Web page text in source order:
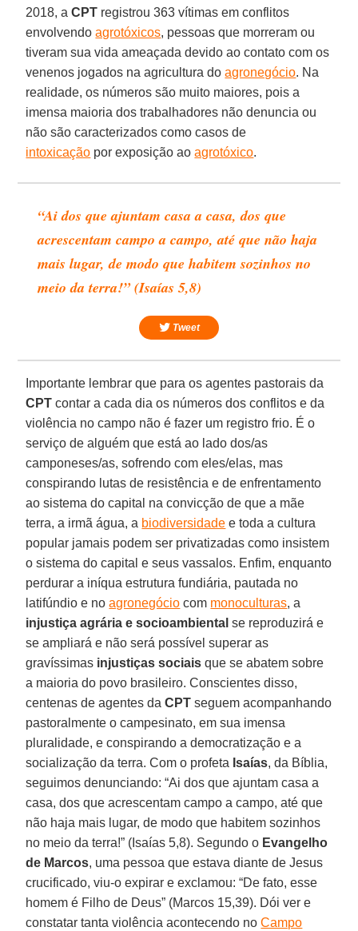
2018, aCPT registrou 363 vítimas em conflitos
envolvendoagrotóxicos, pessoas que morreram ou
tiveram sua vida ameaçada devido ao contato com os
venenos jogados na agricultura doagronegócio. Na
realidade, os números são muito maiores, pois a
imensa maioria dos trabalhadores não denuncia ou
não são caracterizados como casos de
intoxicação por exposição aoagrotóxico.
“Ai dos que ajuntam casa a casa, dos que
acrescentam campo a campo, até que não haja
mais lugar, de modo que habitem sozinhos no
meio da terra!” (Isaías 5,8)
Tweet
Importante lembrar que para os agentes pastorais da
CPT contar a cada dia os números dos conflitos e da
violência no campo não é fazer um registro frio. É o
serviço de alguém que está ao lado dos/as
camponeses/as, sofrendo com eles/elas, mas
conspirando lutas de resistência e de enfrentamento
ao sistema do capital na convicção de que a mãe
terra, a irmã água, a biodiversidade e toda a cultura
popular jamais podem ser privatizadas como insistem
o sistema do capital e seus vassalos. Enfim, enquanto
perdurar a iníqua estrutura fundiária, pautada no
latifúndio e noagronegócio com monoculturas, a
injustiça agrária e socioambiental se reproduzirá e
se ampliará e não será possível superar as
gravíssimas injustiças sociais que se abatem sobre
a maioria do povo brasileiro. Conscientes disso,
centenas de agentes daCPT seguem acompanhando
pastoralmente o campesinato, em sua imensa
pluralidade, e conspirando a democratização e a
socialização da terra. Com o profeta Isaías, da Bíblia,
seguimos denunciando: “Ai dos que ajuntam casa a
casa, dos que acrescentam campo a campo, até que
não haja mais lugar, de modo que habitem sozinhos
no meio da terra!” (Isaías 5,8). Segundo o Evangelho
de Marcos, uma pessoa que estava diante de Jesus
crucificado, viu-o expirar e exclamou: “De fato, esse
homem é Filho de Deus” (Marcos 15,39). Dói ver e
constatar tanta violência acontecendo noCampo